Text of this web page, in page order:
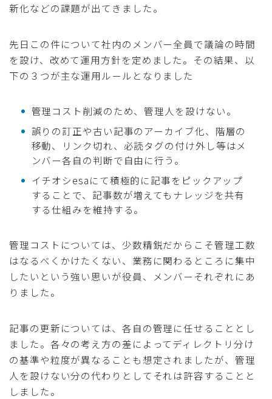
新化などの課題が出てきました。
先日この件について社内のメンバー全員で議論の時間
を設け、改めて運用方針を定めました。その結果、以
下の３つが主な運用ルールとなりました
管理コスト削減のため、管理人を設けない。
誤りの訂正や古い記事のアーカイブ化、階層の
移動、リンク切れ、必読タグの付け外し等はメ
ンバー各自の判断で自由に行う。
イチオシesaにて積極的に記事をピックアップ
することで、記事数が増えてもナレッジを共有
する仕組みを維持する。
管理コストについては、少数精鋭だからこそ管理工数
はなるべくかけたくない、業務に関わるところに集中
したいという強い思いが役員、メンバーそれぞれにあ
りました。
記事の更新については、各自の管理に任せることとし
ました。各々の考え方の差によってディレクトリ分け
の基準や粒度が異なることも想定されましたが、管理
人を設けない分の代わりとしてそれは許容することと
しました。